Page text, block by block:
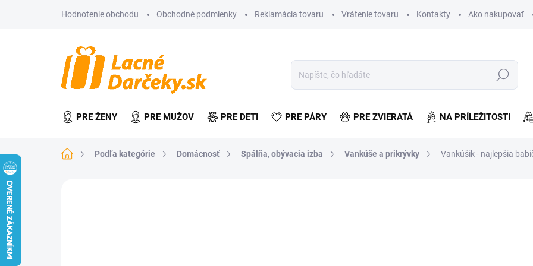
Hodnotenie obchodu Obchodné podmienky Reklamácia tovaru Vrátenie tovaru Kontakty Ako nakupovať
Hľadať
PRE ŽENY PRE MUŽOV PRE DETI PRE PÁRY PRE ZVIERATÁ NA PRÍLEŽITOSTI
DomovPodľa kategórie Domácnosť Spálňa, obývacia izba Vankúše a prikrývky Vankúšik - najlepšia